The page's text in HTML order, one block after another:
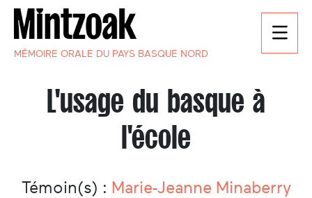
MÉMOIRE ORALE DU PAYS BASQUE NORD
L'usage du basque à
l'école
Témoin(s) : Marie-Jeanne Minaberry